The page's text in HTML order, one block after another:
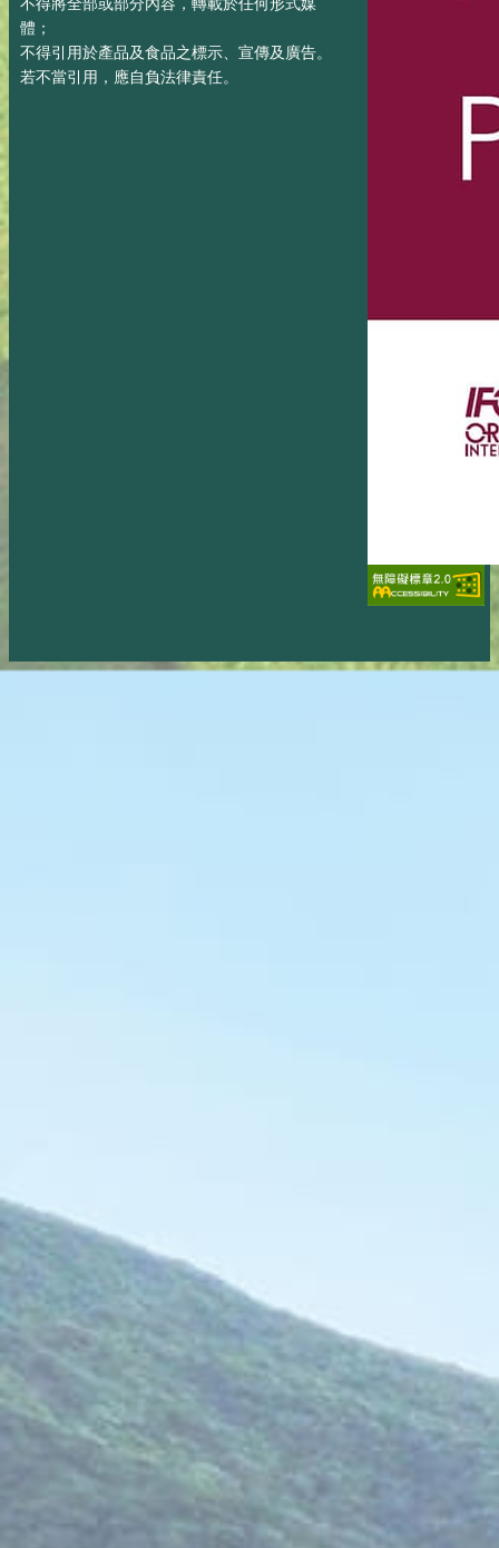
不得將全部或部分內容，轉載於任何形式媒
體；
不得引用於產品及食品之標示、宣傳及廣告。
若不當引用，應自負法律責任。